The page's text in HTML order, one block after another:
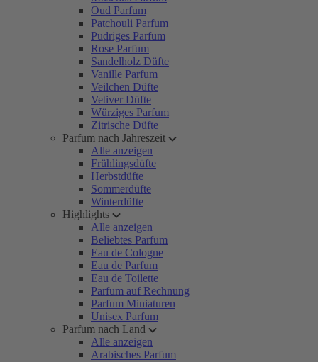
Oud Parfum
Patchouli Parfum
Pudriges Parfum
Rose Parfum
Sandelholz Düfte
Vanille Parfum
Veilchen Düfte
Vetiver Düfte
Würziges Parfum
Zitrische Düfte
Parfum nach Jahreszeit
Alle anzeigen
Frühlingsdüfte
Herbstdüfte
Sommerdüfte
Winterdüfte
Highlights
Alle anzeigen
Beliebtes Parfum
Eau de Cologne
Eau de Parfum
Eau de Toilette
Parfum auf Rechnung
Parfum Miniaturen
Unisex Parfum
Parfum nach Land
Alle anzeigen
Arabisches Parfum